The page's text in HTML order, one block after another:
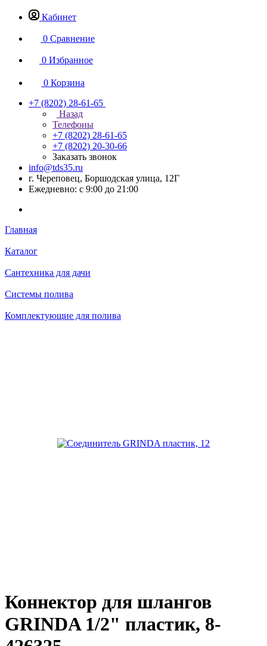
Кабинет
0 Сравнение
0 Избранное
0 Корзина
+7 (8202) 28‑61-65
Назад
Телефоны
+7 (8202) 28‑61-65
+7 (8202) 20‑30-66
Заказать звонок
info@tds35.ru
г. Череповец, Боршодская улица, 12Г
Ежедневно: с 9:00 до 21:00
Главная
Каталог
Сантехника для дачи
Системы полива
Комплектующие для полива
Коннектор для шлангов
GRINDA 1/2" пластик, 8-